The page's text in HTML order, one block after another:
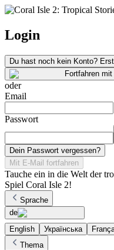
Login
Du hast noch kein Konto?
Fortfahren mit
oder
Email
Passwort
Dein Passwort vergessen?
Mit E-Mail fortfahren
Tauche ein in die Welt der
Spiel Coral Isle 2!
Sprache
de
English
Українська
Thema